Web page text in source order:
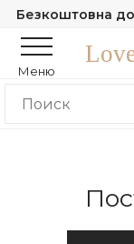
Безкоштовна
Меню